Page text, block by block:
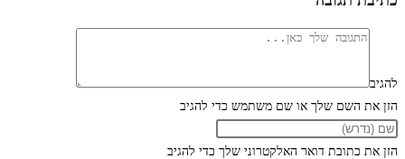
להגיב
הזן את השם שלך או שם משתמש כדי להגיב
הזן את כתובת דואר האלקטרוני שלך כדי להגיב